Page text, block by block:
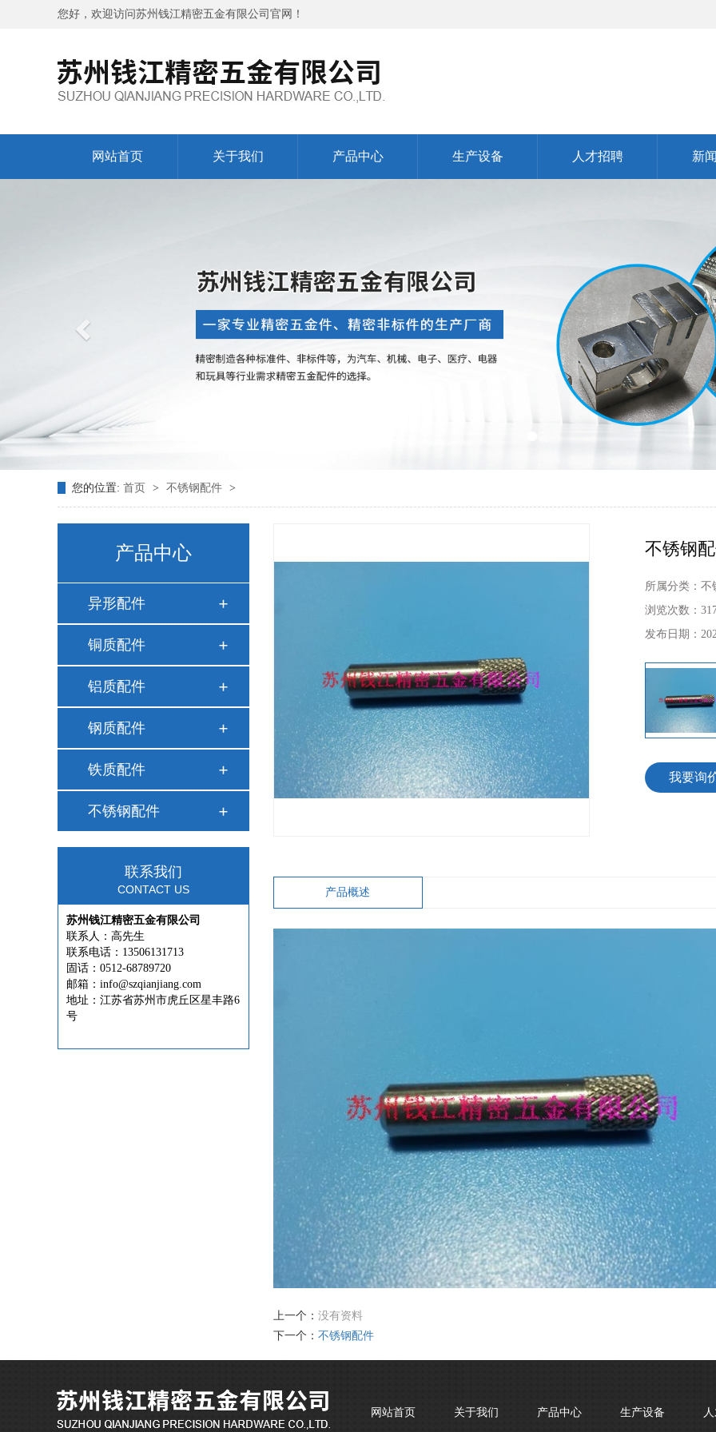
您好，欢迎访问苏州钱江精密五金有限公司官网！
网站首页 关于我们 产品中心 生产设备 人才招聘 新
您的位置: 首页 > 不锈钢配件 >
产品中心
异形配件
铜质配件
铝质配件
钢质配件
铁质配件
不锈钢配件
联系我们
CONTACT US
苏州钱江精密五金有限公司
联系人：高先生
联系电话：13506131713
固话：0512-68789720
邮箱：info@szqianjiang.com
地址：江苏省苏州市虎丘区星丰路6
号
不锈钢
所属分类： 不
浏览次数：
发布日期：
我要询
产品概述
上一个： 没有资料
下一个： 不锈钢配件
网站首页 关于我们 产品中心 生产设备